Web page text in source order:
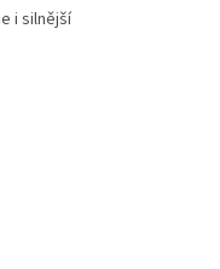
i silnější